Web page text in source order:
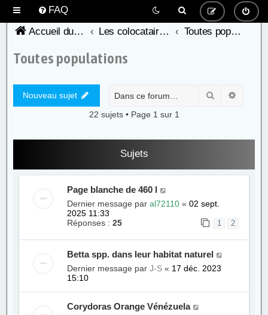
FAQ
Accueil du forum de l'AFC
Les colocataires de nos cichlidés Toutes populations
Toutes populations
Nouveau sujet Rechercher
22 sujets • Page 1 sur 1
Sujets
Page blanche de 460 l
Dernier message paral72110 «02 sept.
2025 11:33
Réponses :25 1 2
Betta spp. dans leur habitat naturel
Dernier message parJ-S « 17 déc. 2023
15:10
Corydoras Orange Vénézuela